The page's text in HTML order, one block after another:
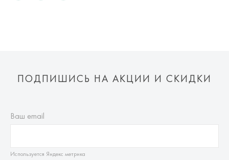
ПОДПИШИСЬ НА АКЦИИ И СКИДКИ
Ваш email
Используется Яндекс метрика